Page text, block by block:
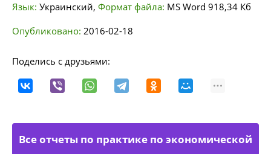
Язык: Украинский, Формат файла: MS Word 918,34 Кб
Опубликовано: 2016-02-18
Поделись с друзьями:
Все отчеты по практике по экономической